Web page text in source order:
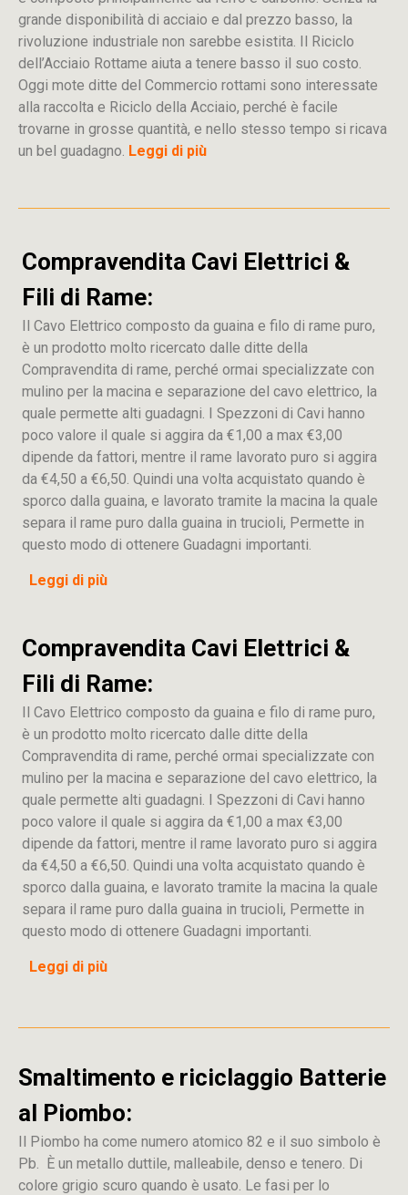
grande disponibilità di acciaio e dal prezzo basso, la
rivoluzione industriale non sarebbe esistita. Il Riciclo
dell’Acciaio Rottame aiuta a tenere basso il suo costo.
Oggi mote ditte del Commercio rottami sono interessate
alla raccolta e Riciclo della Acciaio, perché è facile
trovarne in grosse quantità, e nello stesso tempo si ricava
un bel guadagno. Leggi di più
Compravendita Cavi Elettrici &
Fili di Rame:
Il Cavo Elettrico composto da guaina e filo di rame puro,
è un prodotto molto ricercato dalle ditte della
Compravendita di rame, perché ormai specializzate con
mulino per la macina e separazione del cavo elettrico, la
quale permette alti guadagni. I Spezzoni di Cavi hanno
poco valore il quale si aggira da €1,00 a max €3,00
dipende da fattori, mentre il rame lavorato puro si aggira
da €4,50 a €6,50. Quindi una volta acquistato quando è
sporco dalla guaina, e lavorato tramite la macina la quale
separa il rame puro dalla guaina in trucioli, Permette in
questo modo di ottenere Guadagni importanti.
Leggi di più
Compravendita Cavi Elettrici &
Fili di Rame:
Il Cavo Elettrico composto da guaina e filo di rame puro,
è un prodotto molto ricercato dalle ditte della
Compravendita di rame, perché ormai specializzate con
mulino per la macina e separazione del cavo elettrico, la
quale permette alti guadagni. I Spezzoni di Cavi hanno
poco valore il quale si aggira da €1,00 a max €3,00
dipende da fattori, mentre il rame lavorato puro si aggira
da €4,50 a €6,50. Quindi una volta acquistato quando è
sporco dalla guaina, e lavorato tramite la macina la quale
separa il rame puro dalla guaina in trucioli, Permette in
questo modo di ottenere Guadagni importanti.
Leggi di più
Smaltimento e riciclaggio Batterie
al Piombo:
Il Piombo ha come numero atomico 82 e il suo simbolo è
Pb. È un metallo duttile, malleabile, denso e tenero. Di
colore grigio scuro quando è usato. Le fasi per lo